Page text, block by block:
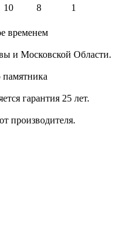
10 8 1
временем
и Московской Области.
памятника
гарантия 25 лет.
производителя.